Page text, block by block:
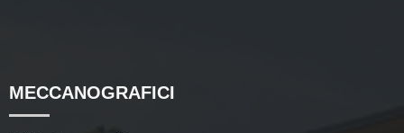
MECCANOGRAFICI